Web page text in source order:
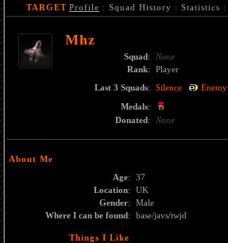
TARGET Profile : Squad History : Statistics :
Mhz
Squad:
None
Rank:
Player
Last 3 Squads: Silence Enemy
Medals:
Donated: None
About Me
Age:
37
Location:
UK
Gender:
Male
Where I can be found: base/javs/twjd
Things I Like